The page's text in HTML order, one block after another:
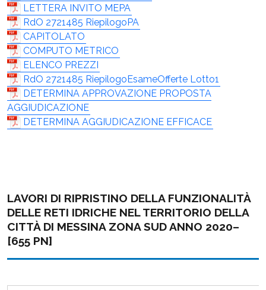
LETTERA INVITO MEPA
RdO 2721485 RiepilogoPA
CAPITOLATO
COMPUTO METRICO
ELENCO PREZZI
RdO 2721485 RiepilogoEsameOfferte Lotto1
DETERMINA APPROVAZIONE PROPOSTA
AGGIUDICAZIONE
DETERMINA AGGIUDICAZIONE EFFICACE
LAVORI DI RIPRISTINO DELLA FUNZIONALITÀ
DELLE RETI IDRICHE NEL TERRITORIO DELLA
CITTÀ DI MESSINA ZONA SUD ANNO 2020–
[655 PN]